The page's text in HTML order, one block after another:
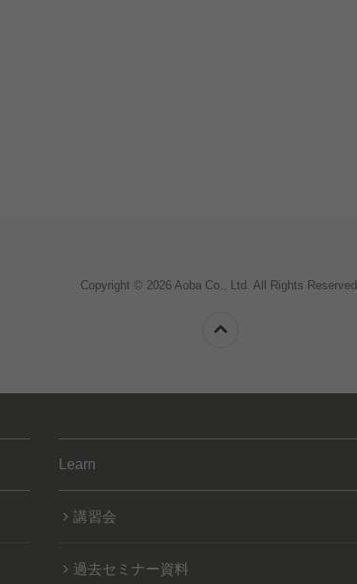
Copyright © 2026 Aoba Co., Ltd. All Rights Reserved.
Learn
講習会
過去セミナー資料